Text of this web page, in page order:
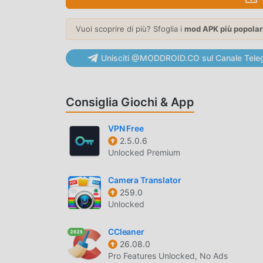
MOD. UNICA
moddroid non solo fornisce l'originale
versione mod, fornendoti le funzioni
manualmente da moddroid, è gratuito e
scaricare e installare la versione mod
comodità offerta da Notifications archive!
SCARICA ORA
Basta fare clic sul pulsante di download per
gratuita Notifications archive 1.2.6 nel
popolari gratuite che ti aspettano gioca, cosa
Vuoi scoprire di più? Sfoglia i mod APK più
Unisciti @MODDROID.CO sul Canale
Consiglia Giochi & App
VPN Free
2.5.0.6
Unlocked Premium
Camera Translator
259.0
Unlocked
CCleaner
26.08.0
Pro Features Unlocked, No Ads